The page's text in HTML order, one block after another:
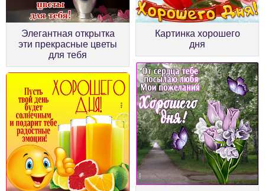
Элегантная открытка
эти прекрасные цветы
для тебя
Картинка хорошего
дня